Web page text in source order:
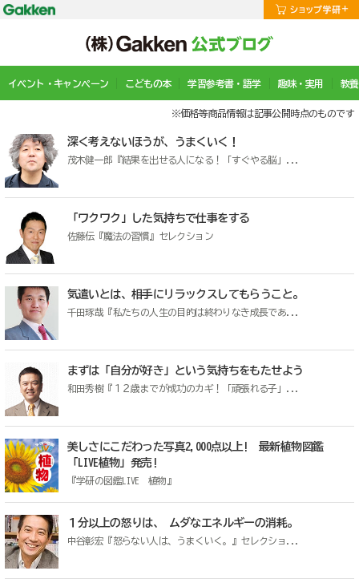
イベント・キャンペーン こどもの本 学習参考書・語学 趣味・実用 教
※価格等商品情報は記事公開時点のものです
深く考えないほうが、うまくいく！
茂木健一郎『結果を出せる人になる！「すぐやる脳」...
「ワクワク」した気持ちで仕事をする
佐藤伝『魔法の習慣』セレクション
気遣いとは、相手にリラックスしてもらうこと。
千田琢哉『私たちの人生の目的は終わりなき成長であ...
まずは「自分が好き」という気持ちをもたせよう
和田秀樹『１２歳までが成功のカギ！「頑張れる子」...
美しさにこだわった写真2,000点以上! 最新植物図鑑
「LIVE植物」発売!
『学研の図鑑LIVE 植物』
１分以上の怒りは、 ムダなエネルギーの消耗。
中谷彰宏『怒らない人は、うまくいく。』セレクショ...